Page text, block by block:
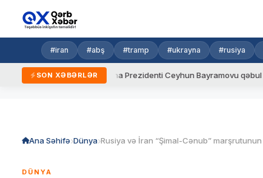
#iran #abş #tramp #ukrayna #rusiya
SON XƏBƏRLƏR
Ukrayna Prezidenti Ceyhun Bayramovu qəbul edib
Ana Səhifə Dünya
DÜNYA